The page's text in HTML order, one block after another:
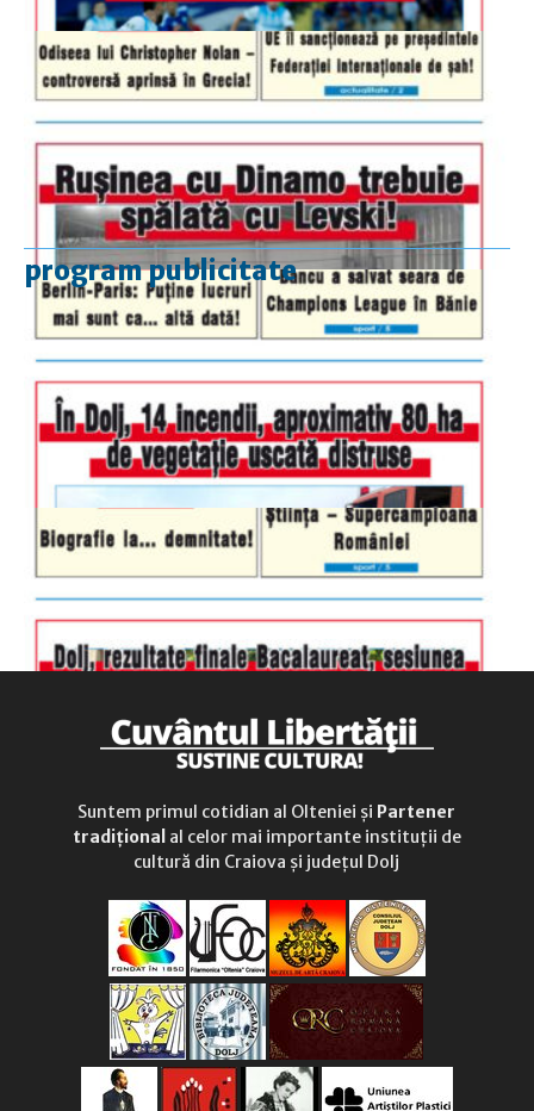
program publicitate
luni-vineri
9.00 - 17.00
duminică
9.00 - 12.00
Suntem primul cotidian al Olteniei și Partener
tradițional al celor mai importante instituții de
cultură din Craiova și județul Dolj